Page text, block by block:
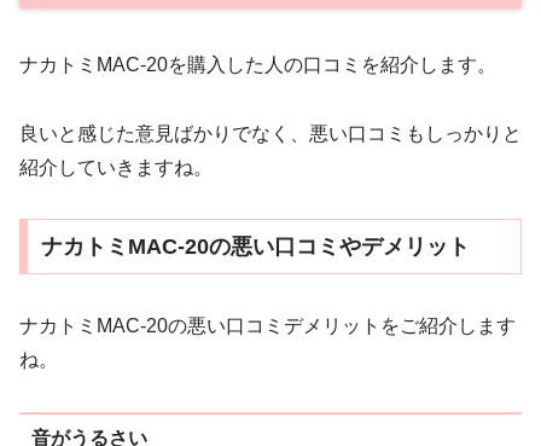
ナカトミMAC-20を購入した人の口コミを紹介します。
良いと感じた意見ばかりでなく、悪い口コミもしっかりと
紹介していきますね。
ナカトミMAC-20の悪い口コミやデメリット
ナカトミMAC-20の悪い口コミデメリットをご紹介します
ね。
音がうるさい